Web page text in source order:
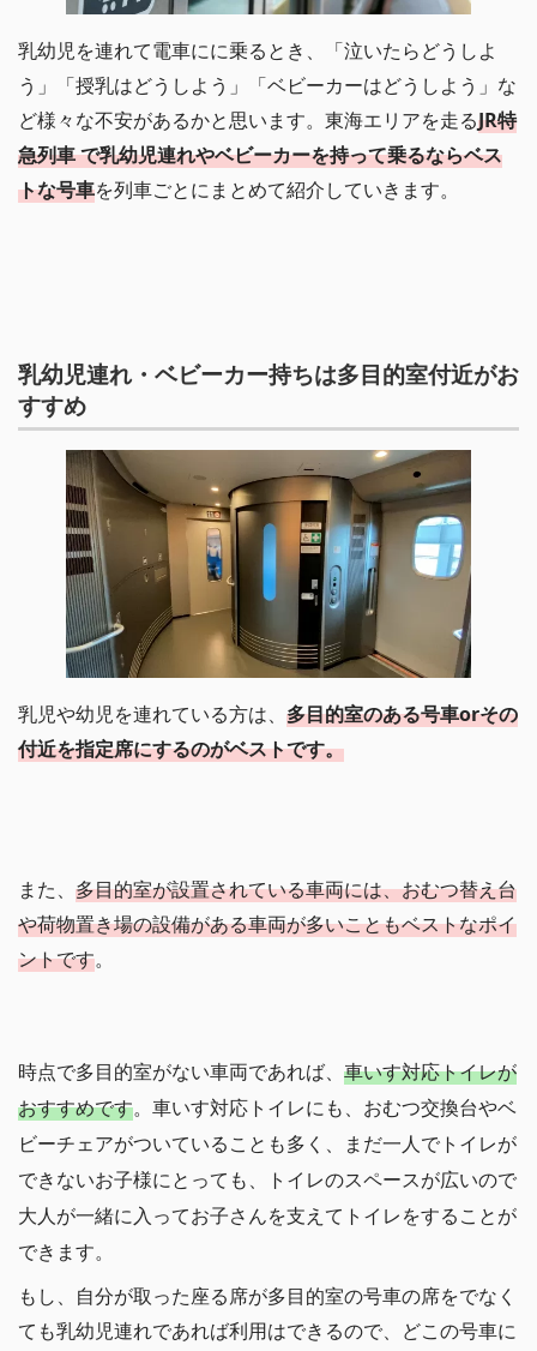
乳幼児を連れて電車にに乗るとき、「泣いたらどうしよ
う」「授乳はどうしよう」「ベビーカーはどうしよう」な
ど様々な不安があるかと思います。東海エリアを走るJR特
急列車 で乳幼児連れやベビーカーを持って乗るならベス
トな号車を列車ごとにまとめて紹介していきます。
乳幼児連れ・ベビーカー持ちは多目的室付近がお
すすめ
乳児や幼児を連れている方は、 多目的室のある号車orその
付近を指定席にするのがベストです。
また、 多目的室が設置されている車両には、おむつ替え台
や荷物置き場の設備がある車両が多いこともベストなポイ
ントです。
時点で多目的室がない車両であれば、 車いす対応トイレが
おすすめです。車いす対応トイレにも、おむつ交換台やベ
ビーチェアがついていることも多く、まだ一人でトイレが
できないお子様にとっても、トイレのスペースが広いので
大人が一緒に入ってお子さんを支えてトイレをすることが
できます。
もし、自分が取った座る席が多目的室の号車の席をでなく
ても乳幼児連れであれば利用はできるので、どこの号車に